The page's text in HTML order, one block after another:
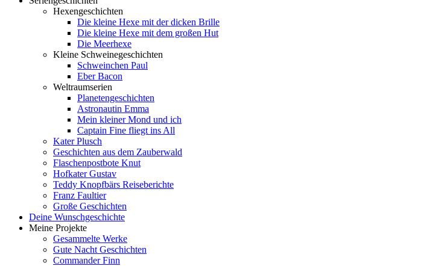
Hexengeschichten
Die kleine Hexe mit der dicken Brille
Die kleine Hexe mit dem großen Hut
Die Meerhexe
Kleine Schweinegeschichten
Schweinchen Paul
Eber Bacon
Weltraumserien
Planetengeschichten
Astronautin Emma
Mein kleiner Mond und ich
Captain Fine fliegt ins All
Kater Plusch
Geschichten aus dem Zauberwald
Flaschenpostbote Knut
Hofkater Gustav
Teddy Knopfbärs Reiseberichte
Franz Faultier
Große Geschichten
Deine Wunschgeschichte
Meine Projekte
Gesammelte Werke
Gute Nacht Geschichten
Commander Finn